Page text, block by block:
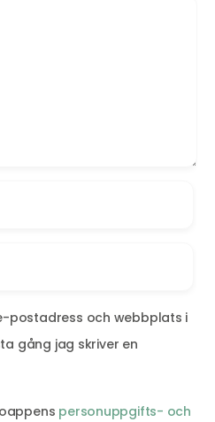
postadress och webbplats i
gång jag skriver en
personuppgifts- och